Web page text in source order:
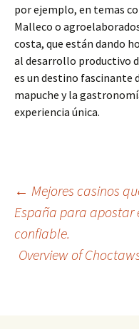
por ejemplo, en temas
Malleco o
costa, que están dando
al desarrollo productivo
es un destino fascinante
mapuche y la
experiencia única.
Post
← Mejores casinos
España para apostar
confiable.
Overview of